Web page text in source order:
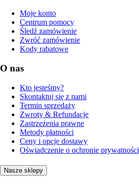
Moje konto
Centrum pomocy
Śledź zamówienie
Zwróć zamówienie
Kody rabatowe
O nas
Kto jesteśmy?
Skontaktuj się z nami
Termin sprzedaży
Zwroty & Refundacje
Zastrzeżenia prawne
Metody płatności
Ceny i opcje dostawy
Oświadczenie o ochronie prywatności
Nasze sklepy